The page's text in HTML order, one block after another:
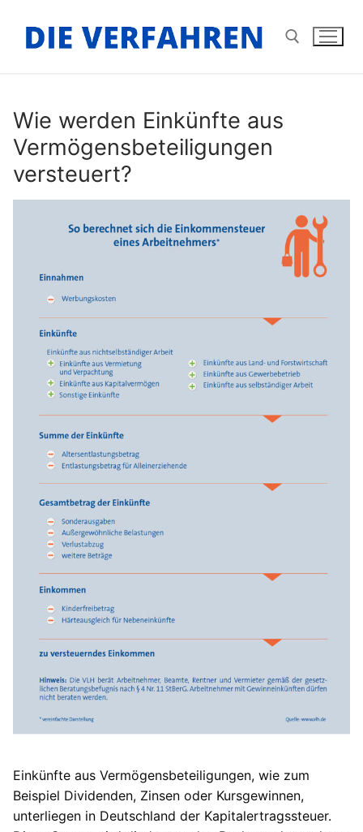
Inhalt
springen
Wie werden Einkünfte aus
Vermögensbeteiligungen
versteuert?
Einkünfte aus Vermögensbeteiligungen, wie zum
Beispiel Dividenden, Zinsen oder Kursgewinnen,
unterliegen in Deutschland der Kapitalertragssteuer.